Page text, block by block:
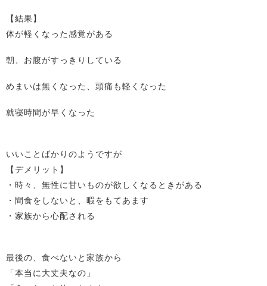
【結果】
体が軽くなった感覚がある
朝、お腹がすっきりしている
めまいは無くなった、頭痛も軽くなった
就寝時間が早くなった
いいことばかりのようですが
【デメリット】
・時々、無性に甘いものが欲しくなるときがある
・間食をしないと、暇をもてあます
・家族から心配される
最後の、食べないと家族から
「本当に大丈夫なの」